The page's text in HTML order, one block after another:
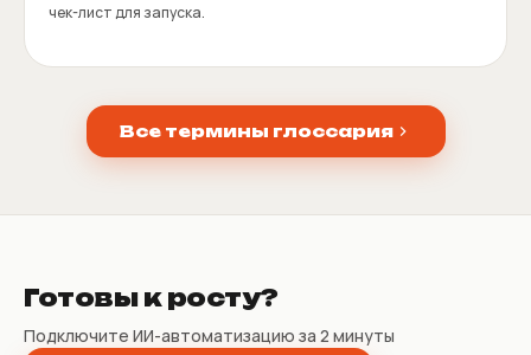
чек-лист для запуска.
Все термины глоссария
Готовы к росту?
Подключите ИИ-автоматизацию за 2 минуты